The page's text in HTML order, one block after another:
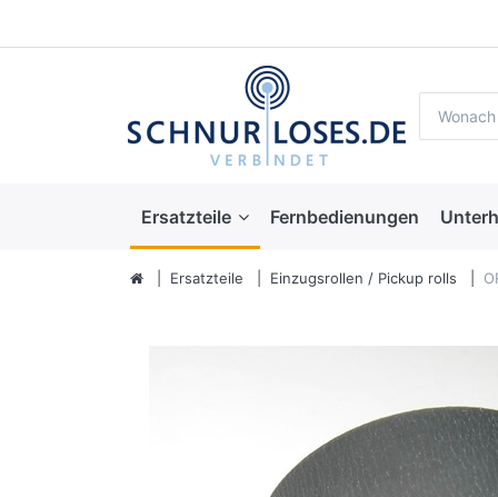
Ersatzteile Fernbedienungen
Ersatzteile Einzugsrollen / Pickup rolls